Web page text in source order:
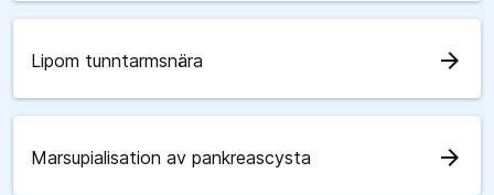
Lipom tunntarmsnära arrow_forward
Marsupialisation av pankreascysta arrow_forward